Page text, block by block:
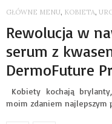
GŁÓWNE MENU, KOBIETA,
Rewolucja w
serum z
DermoFuture
Kobiety kochają
moim zdaniem najlepszym